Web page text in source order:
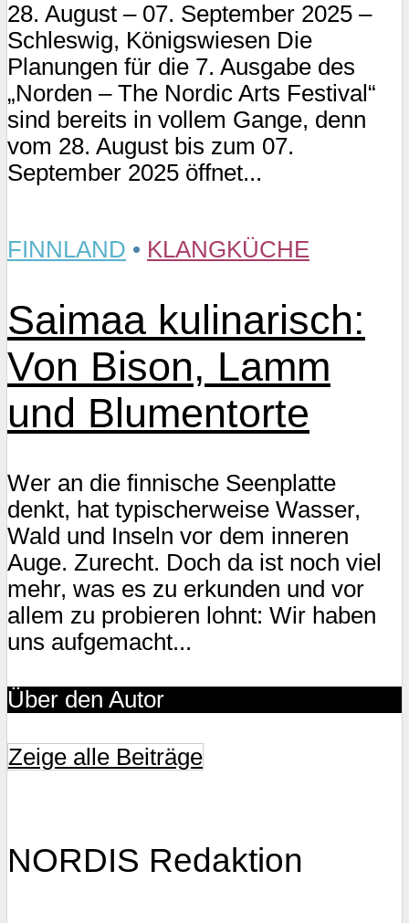
28. August – 07. September 2025 –
Schleswig, Königswiesen Die
Planungen für die 7. Ausgabe des
„Norden – The Nordic Arts Festival“
sind bereits in vollem Gange, denn
vom 28. August bis zum 07.
September 2025 öffnet...
FINNLAND • KLANGKÜCHE
Saimaa kulinarisch:
Von Bison, Lamm
und Blumentorte
Wer an die finnische Seenplatte
denkt, hat typischerweise Wasser,
Wald und Inseln vor dem inneren
Auge. Zurecht. Doch da ist noch viel
mehr, was es zu erkunden und vor
allem zu probieren lohnt: Wir haben
uns aufgemacht...
Über den Autor
Zeige alle Beiträge
NORDIS Redaktion